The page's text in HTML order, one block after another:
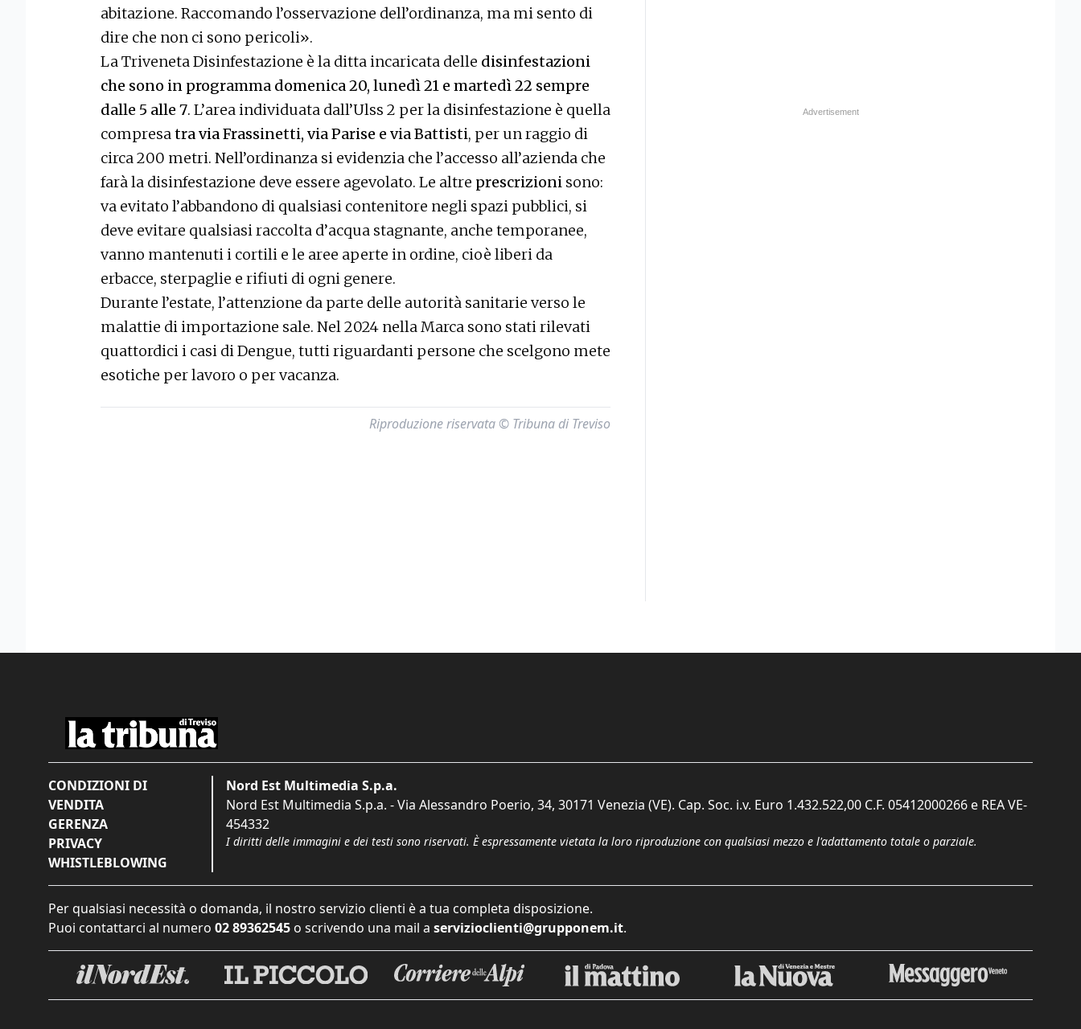
abitazione. Raccomando l’osservazione dell’ordinanza, ma mi sento di
dire che non ci sono pericoli».
La Triveneta Disinfestazione è la ditta incaricata delle disinfestazioni
che sono in programma domenica 20, lunedì 21 e martedì 22 sempre
dalle 5 alle 7. L’area individuata dall’Ulss 2 per la disinfestazione è quella
compresatra via Frassinetti, via Parise e via Battisti, per un raggio di
circa 200 metri. Nell’ordinanza si evidenzia che l’accesso all’azienda che
farà la disinfestazione deve essere agevolato. Le altre prescrizioni sono:
va evitato l’abbandono di qualsiasi contenitore negli spazi pubblici, si
deve evitare qualsiasi raccolta d’acqua stagnante, anche temporanee,
vanno mantenuti i cortili e le aree aperte in ordine, cioè liberi da
erbacce, sterpaglie e rifiuti di ogni genere.
Durante l’estate, l’attenzione da parte delle autorità sanitarie verso le
malattie di importazione sale. Nel 2024 nella Marca sono stati rilevati
quattordici i casi di Dengue, tutti riguardanti persone che scelgono mete
esotiche per lavoro o per vacanza.
Riproduzione riservata © Tribuna di Treviso
CONDIZIONI DI
VENDITA
GERENZA
PRIVACY
WHISTLEBLOWING
Nord Est Multimedia S.p.a.
Nord Est Multimedia S.p.a. - Via Alessandro Poerio, 34, 30171 Venezia (VE). Cap. Soc. i.v. Euro 1.432.522,00 C.F. 05412000266 e REA VE-
454332
I diritti delle immagini e dei testi sono riservati. È espressamente vietata la loro riproduzione con qualsiasi mezzo e l'adattamento totale o parziale.
Per qualsiasi necessità o domanda, il nostro servizio clienti è a tua completa disposizione.
Puoi contattarci al numero 02 89362545 o scrivendo una mail a servizioclienti@grupponem.it.